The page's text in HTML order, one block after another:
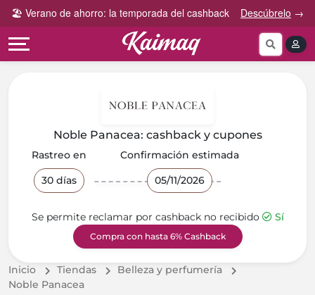
🏖️ Verano de ahorro: la temporada del cashback Descúbrelo →
Categorías
por
categoría
Gana
más
y
Gana
Guía
rápida
funciona
Contáctanos
Noble Panacea: cashback y cupones
Rastreo en
30 días
Confirmación estimada
05/11/2026
Se permite reclamar por cashback no recibido Sí
Compra con hasta 6% Cashback
Inicio Tiendas
Belleza y perfumería
Noble Panacea